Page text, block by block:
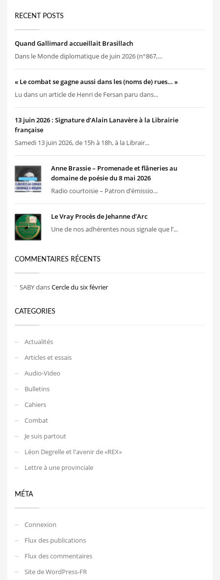
RECENT POSTS
Quand Gallimard accueillait Brasillach
Dans le Monde diplomatique de juin 2026 (n°867,...
« Le combat se gagne aussi dans les (noms de) rues… »
Lu dans un article de Henri de Fersan paru dans...
13 juin 2026 : Signature d’Alain Lanavère à la Librairie
française
Samedi 13 juin 2026, de 15h à 18h, à la Librair...
Anne Brassie – Promenade et flâneries au
domaine de poésie du 8 mai 2026
Radio courtoisie – Patron d’émissio...
Le Vray Procès de Jehanne d’Arc
Une de nos adhérentes nous signale que l’...
COMMENTAIRES RÉCENTS
SABYdansCercle du six février
CATEGORIES
Actualités
Articles et essais
Audio-Video
Bulletins
Cahiers
Combat
Je suis partout
Léon Degrelle et l'avenir de «REX»
Lettre à une provinciale
MÉTA
Connexion
Flux des publications
Flux des commentaires
Site de WordPress-FR